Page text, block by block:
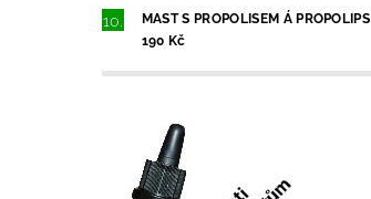
MAST S PROPOLISEM Á PROPOLIPS
190 Kč